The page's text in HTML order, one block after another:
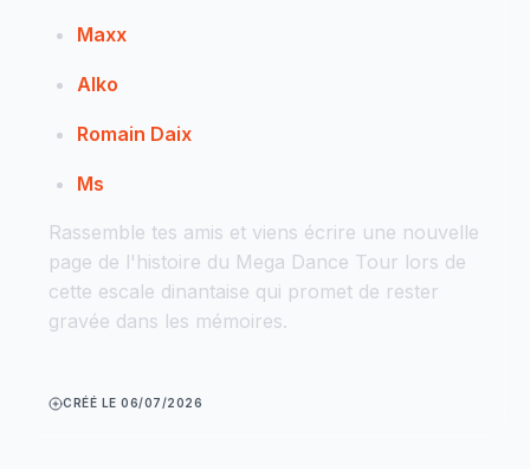
Maxx
Alko
Romain Daix
Ms
Rassemble tes amis et viens écrire une nouvelle
page de l'histoire du Mega Dance Tour lors de
cette escale dinantaise qui promet de rester
gravée dans les mémoires.
CRÉÉ LE 06/07/2026